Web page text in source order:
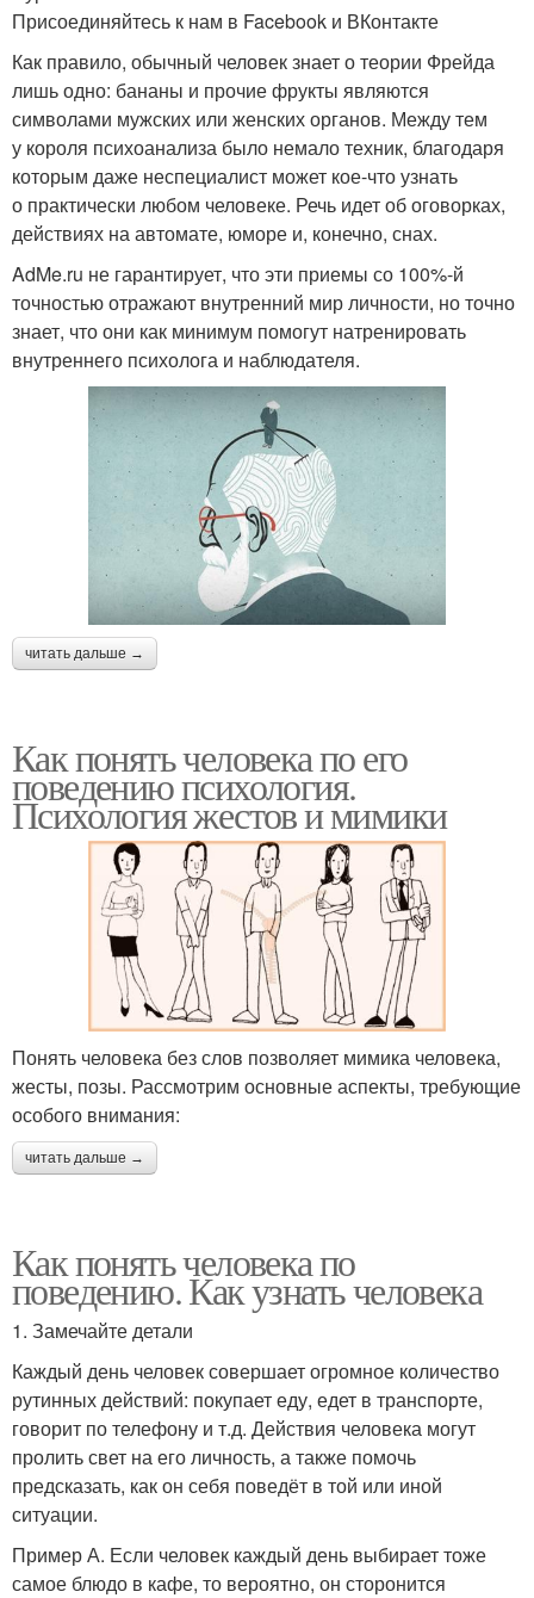
Присоединяйтесь к нам в Facebook и ВКонтакте
Как правило, обычный человек знает о теории Фрейда
лишь одно: бананы и прочие фрукты являются
символами мужских или женских органов. Между тем
у короля психоанализа было немало техник, благодаря
которым даже неспециалист может кое-что узнать
о практически любом человеке. Речь идет об оговорках,
действиях на автомате, юморе и, конечно, снах.
AdMe.ru не гарантирует, что эти приемы со 100%-й
точностью отражают внутренний мир личности, но точно
знает, что они как минимум помогут натренировать
внутреннего психолога и наблюдателя.
читать дальше →
Как понять человека по его
поведению психология.
Психология жестов и мимики
Понять человека без слов позволяет мимика человека,
жесты, позы. Рассмотрим основные аспекты, требующие
особого внимания:
читать дальше →
Как понять человека по
поведению. Как узнать человека
1. Замечайте детали
Каждый день человек совершает огромное количество
рутинных действий: покупает еду, едет в транспорте,
говорит по телефону и т.д. Действия человека могут
пролить свет на его личность, а также помочь
предсказать, как он себя поведёт в той или иной
ситуации.
Пример А. Если человек каждый день выбирает тоже
самое блюдо в кафе, то вероятно, он сторонится